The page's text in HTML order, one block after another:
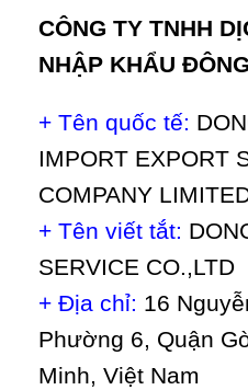
CÔNG TY TNHH
NHẬP KHẨU
+ Tên quốc tế:
IMPORT EXPORT
COMPANY
+ Tên viết tắt:
SERVICE CO.,LTD
+ Địa chỉ: 16
Phường 6, Quận
Minh, Việt Nam